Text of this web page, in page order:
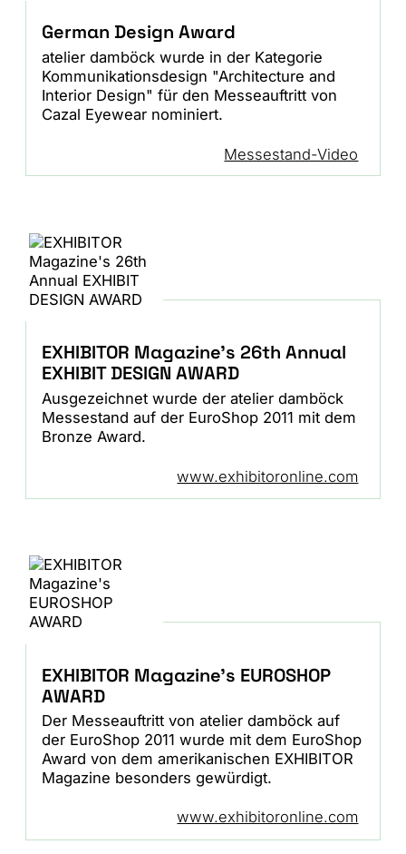
German Design Award
atelier damböck wurde in der Kategorie
Kommunikationsdesign "Architecture and
Interior Design" für den Messeauftritt von
Cazal Eyewear nominiert.
Messestand-Video
EXHIBITOR Magazine's 26th Annual
EXHIBIT DESIGN AWARD
Ausgezeichnet wurde der atelier damböck
Messestand auf der EuroShop 2011 mit dem
Bronze Award.
www.exhibitoronline.com
EXHIBITOR Magazine's EUROSHOP
AWARD
Der Messeauftritt von atelier damböck auf
der EuroShop 2011 wurde mit dem EuroShop
Award von dem amerikanischen EXHIBITOR
Magazine besonders gewürdigt.
www.exhibitoronline.com